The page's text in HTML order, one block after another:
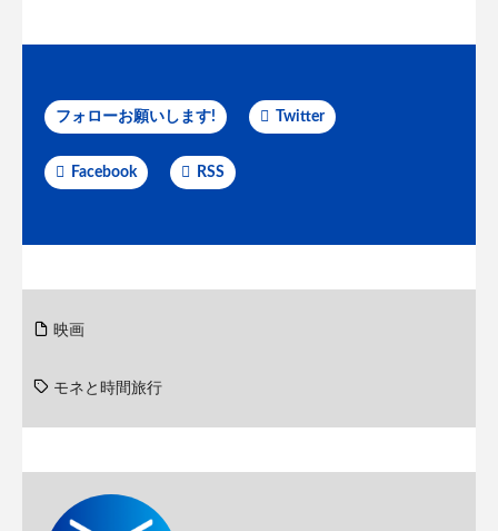
フォローお願いします! Twitter
Facebook RSS
映画
モネと時間旅行